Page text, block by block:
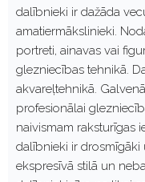
dalībnieki ir dažāda
amatiermākslinieki.
portreti, ainavas vai
glezniecības tehnikā.
akvareļtehnikā.
profesionālai
naivismam raksturīgas
dalībnieki ir drosmīgāki
ekspresīvā stilā un